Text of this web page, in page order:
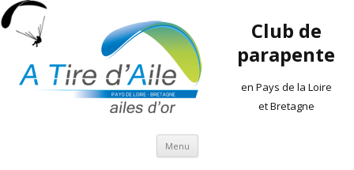
Club de
parapente
en Pays de la Loire
et Bretagne
Menu Aller
contenu